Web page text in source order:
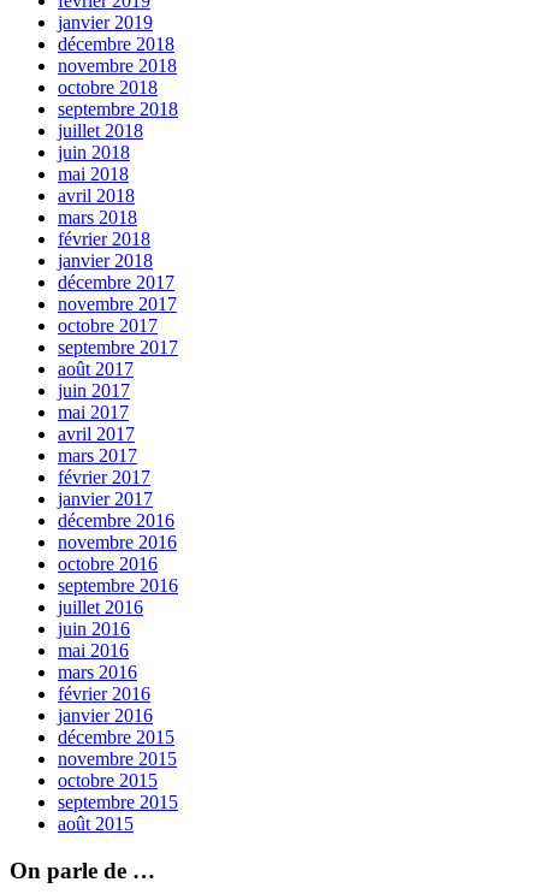
janvier 2019
décembre 2018
novembre 2018
octobre 2018
septembre 2018
juillet 2018
juin 2018
mai 2018
avril 2018
mars 2018
février 2018
janvier 2018
décembre 2017
novembre 2017
octobre 2017
septembre 2017
août 2017
juin 2017
mai 2017
avril 2017
mars 2017
février 2017
janvier 2017
décembre 2016
novembre 2016
octobre 2016
septembre 2016
juillet 2016
juin 2016
mai 2016
mars 2016
février 2016
janvier 2016
décembre 2015
novembre 2015
octobre 2015
septembre 2015
août 2015
On parle de …